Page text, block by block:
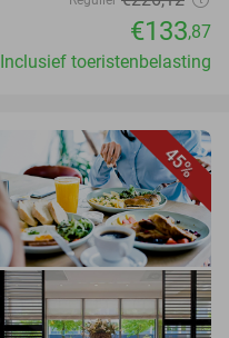
€133,87
Inclusief toeristenbelasting
45%